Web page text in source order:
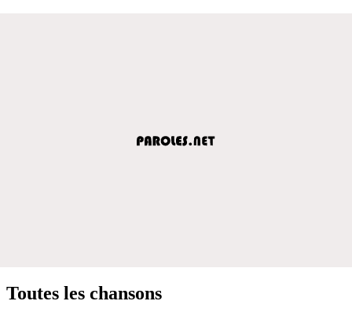
Toutes les chansons